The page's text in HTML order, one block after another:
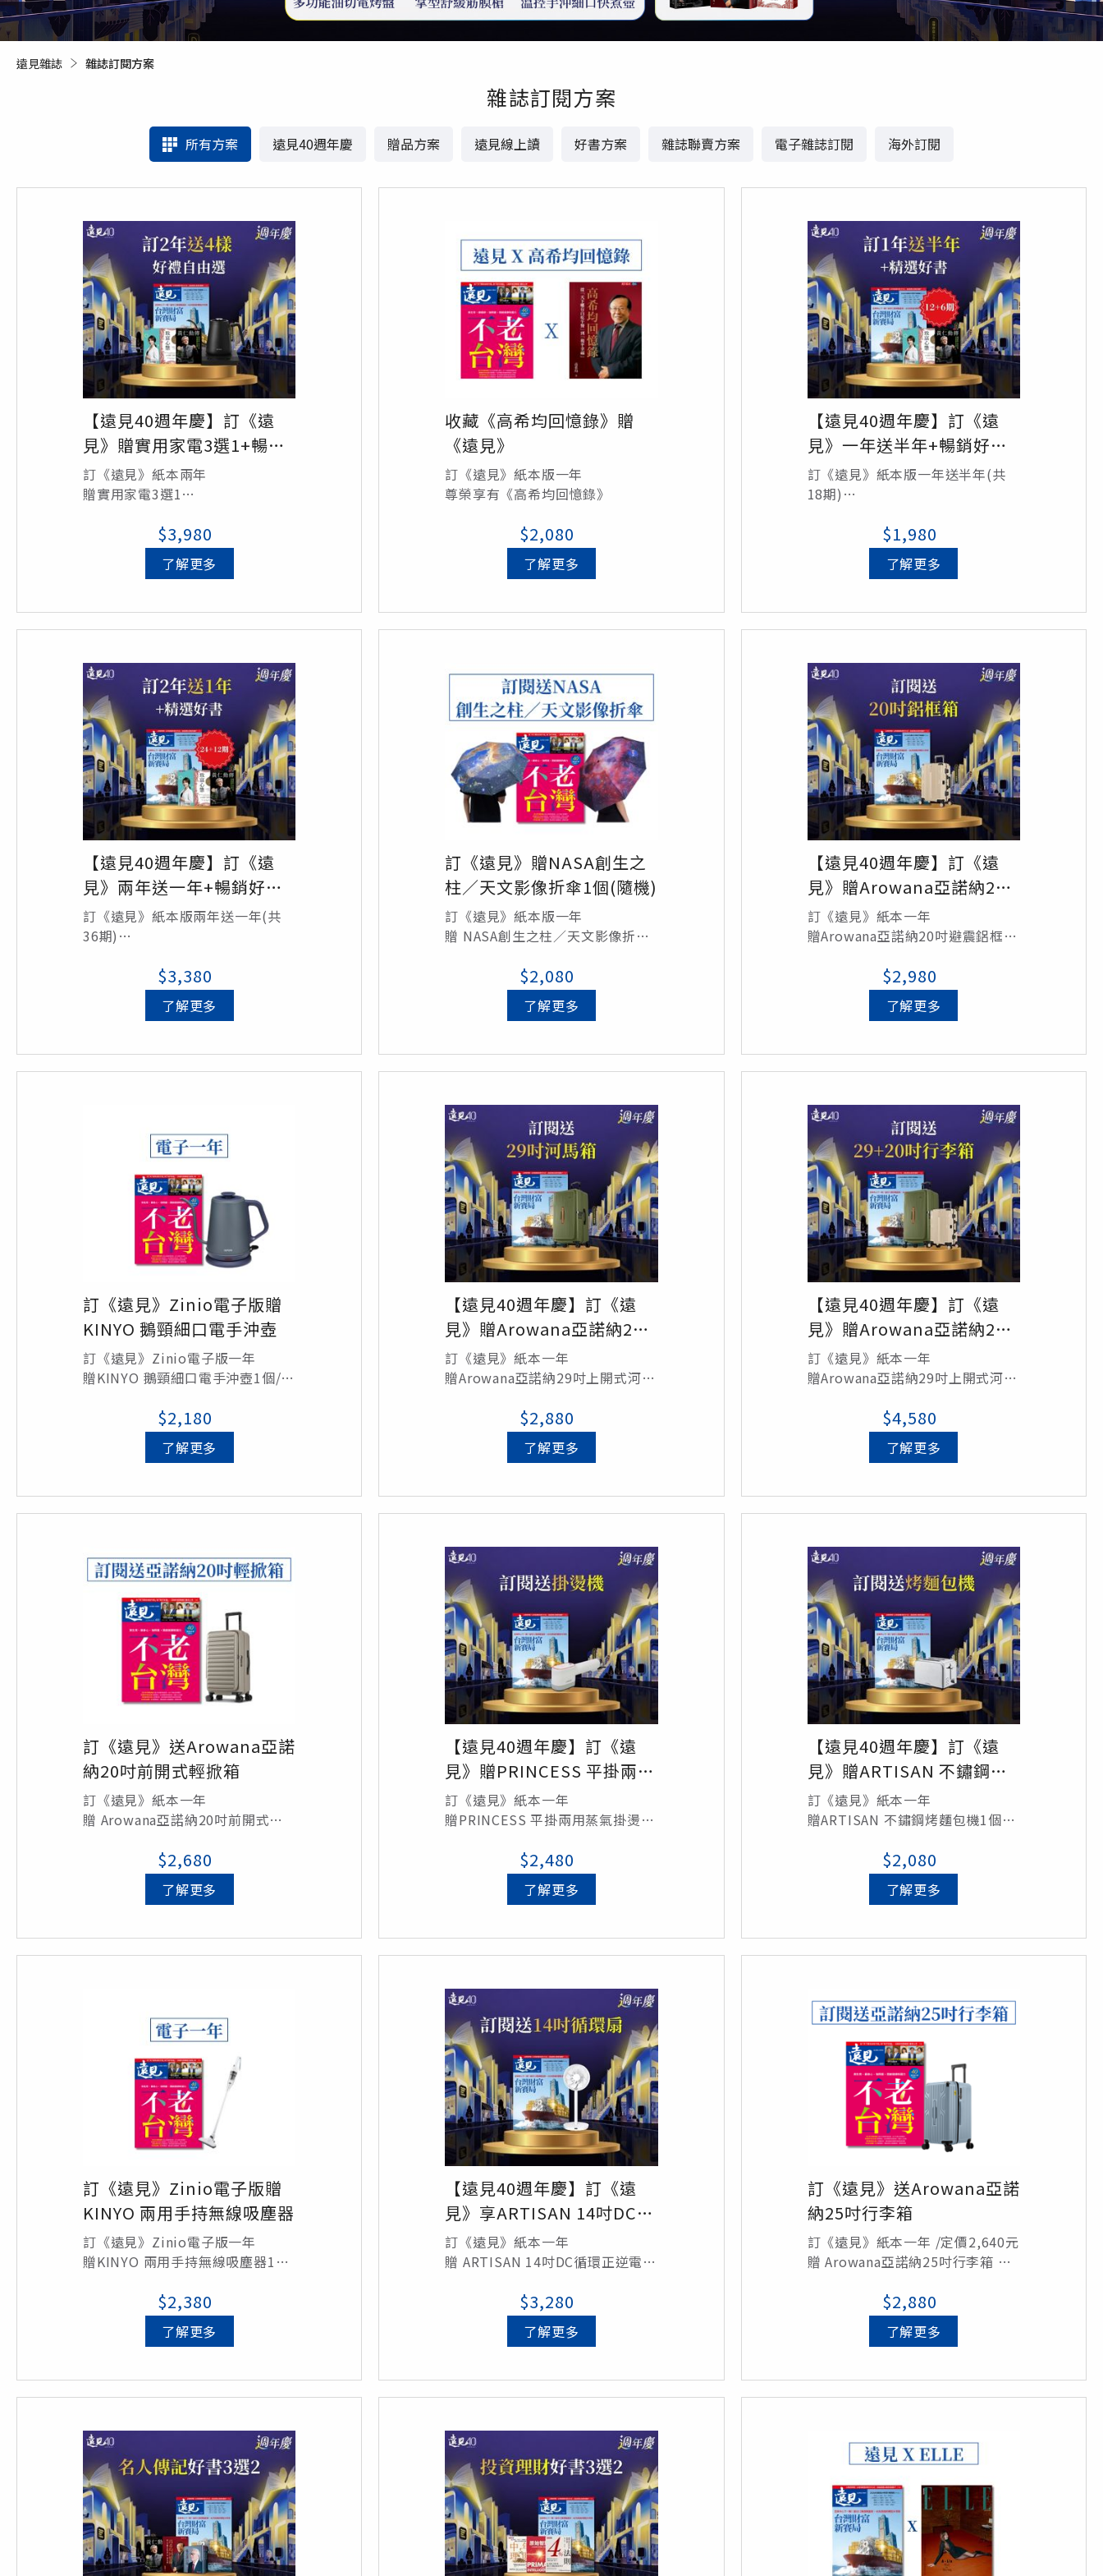
遠見雜誌 目前頁面：
雜誌訂閱方案
雜誌訂閱方案
所有方案 遠見40週年慶 贈品方案 遠見線上讀 好書方案 雜誌聯賣方案 電子雜誌訂閱 海外訂閱
【遠見40週年慶】訂《遠
見》贈實用家電3選1+暢銷
好書6選3
訂《遠見》紙本兩年
贈實用家電3選1
《new ARTISAN woosun 掌型舒
緩筋膜槍》
《ARTISAN 溫控手沖細口快煮
再贈暢銷好書6選3
《大腦就是這樣工作》
《黃仁勳傳》
《致富心態》
《一如既往》
《高希均回憶錄》
$3,980
了解更多
收藏《高希均回憶錄》贈
《遠見》
訂《遠見》紙本版一年
尊榮享有《高希均回憶錄》
$2,080
了解更多
【遠見40週年慶】訂《遠
見》一年送半年+暢銷好書6
選1
訂《遠見》紙本版一年送半年(共
18期)
$1,980
了解更多
【遠見40週年慶】訂《遠
見》兩年送一年+暢銷好書6
選2
訂《遠見》紙本版兩年送一年(共
36期)
$3,380
了解更多
訂《遠見》贈NASA創生之
柱／天文影像折傘1個(隨機)
訂《遠見》紙本版一年
贈 NASA創生之柱／天文影像折傘
$2,080
了解更多
【遠見40週年慶】訂《遠
見》贈Arowana亞諾納20
吋避震鋁框箱
訂《遠見》紙本一年
贈Arowana亞諾納20吋避震鋁框箱
(顏色隨機出貨：黑色、灰色、白
色、摩卡色)/定價5,290元
$2,980
了解更多
訂《遠見》Zinio電子版贈
KINYO 鵝頸細口電手沖壺
訂《遠見》Zinio電子版一年
贈KINYO 鵝頸細口電手沖壺1個/定
$2,180
了解更多
【遠見40週年慶】訂《遠
見》贈Arowana亞諾納29
吋上開式河馬箱
訂《遠見》紙本一年
贈Arowana亞諾納29吋上開式河馬
(顏色隨機出貨：摩卡色、杉岩綠、
鐵灰色、可達黃)/定價5,490元
$2,880
了解更多
【遠見40週年慶】訂《遠
見》贈Arowana亞諾納29
吋河馬箱+20吋鋁框箱
訂《遠見》紙本一年
贈Arowana亞諾納29吋上開式河馬
贈Arowana亞諾納20吋避震鋁框箱
1個(顏色隨機出貨)/定價5,290元
總價值13,260元，訂閱即享35折優
惠
$4,580
了解更多
訂《遠見》送Arowana亞諾
納20吋前開式輕掀箱
訂《遠見》紙本一年
贈 Arowana亞諾納20吋前開式輕
(顏色：摩卡色、軍埔綠、鐵灰色、
紫嵐色、石青藍，五色隨機出貨)/
總價值$8,040元，訂閱享33折優惠
$2,680
了解更多
【遠見40週年慶】訂《遠
見》贈PRINCESS 平掛兩用
蒸氣掛燙機
訂《遠見》紙本一年
贈PRINCESS 平掛兩用蒸氣掛燙機
$2,480
了解更多
【遠見40週年慶】訂《遠
見》贈ARTISAN 不鏽鋼烤
麵包機
訂《遠見》紙本一年
贈ARTISAN 不鏽鋼烤麵包機1個/
$2,080
了解更多
訂《遠見》Zinio電子版贈
KINYO 兩用手持無線吸塵器
訂《遠見》Zinio電子版一年
贈KINYO 兩用手持無線吸塵器1個/
$2,380
了解更多
【遠見40週年慶】訂《遠
見》享ARTISAN 14吋DC循
環正逆電風扇
訂《遠見》紙本一年
贈 ARTISAN 14吋DC循環正逆電風
$3,280
了解更多
訂《遠見》送Arowana亞諾
納25吋行李箱
訂《遠見》紙本一年 /定價2,640元
贈 Arowana亞諾納25吋行李箱 石
(顏色採隨機出貨) /定價4,490元
總價值7,130元 訂閱即享4折優惠
$2,880
了解更多